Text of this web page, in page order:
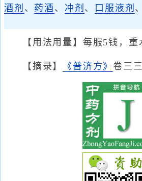
酒剂 、 药酒 、 冲剂 、 口服液剂 、
【用法用量】每服5钱，重
【摘录】 《普济方》卷三